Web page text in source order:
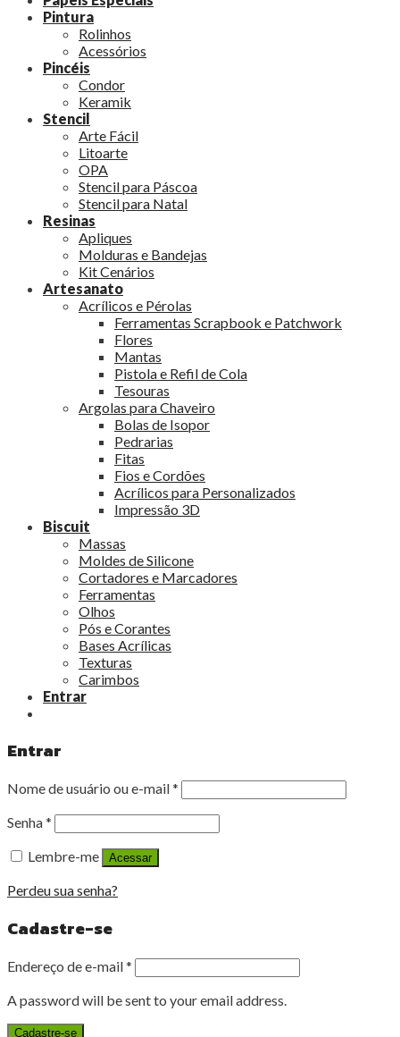
Pintura
Rolinhos
Acessórios
Pincéis
Condor
Keramik
Stencil
Arte Fácil
Litoarte
OPA
Stencil para Páscoa
Stencil para Natal
Resinas
Apliques
Molduras e Bandejas
Kit Cenários
Artesanato
Acrílicos e Pérolas
Ferramentas Scrapbook e Patchwork
Flores
Mantas
Pistola e Refil de Cola
Tesouras
Argolas para Chaveiro
Bolas de Isopor
Pedrarias
Fitas
Fios e Cordões
Acrílicos para Personalizados
Impressão 3D
Biscuit
Massas
Moldes de Silicone
Cortadores e Marcadores
Ferramentas
Olhos
Pós e Corantes
Bases Acrílicas
Texturas
Carimbos
Entrar
Entrar
Nome de usuário ou e-mail*
Senha*
Lembre-me
Acessar
Perdeu sua senha?
Cadastre-se
Endereço de e-mail*
A password will be sent to your email address.
Cadastre-se